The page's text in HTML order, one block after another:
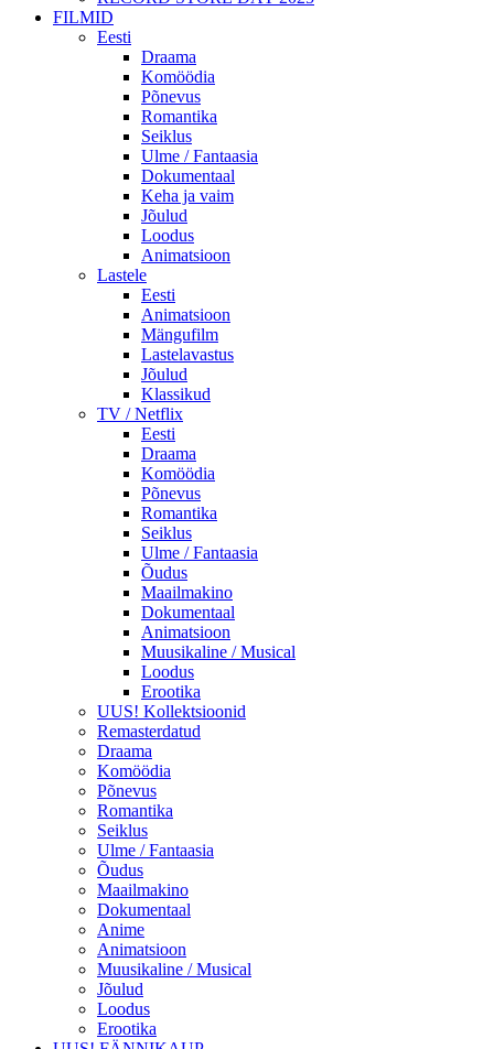
FILMID
Eesti
Draama
Komöödia
Põnevus
Romantika
Seiklus
Ulme / Fantaasia
Dokumentaal
Keha ja vaim
Jõulud
Loodus
Animatsioon
Lastele
Eesti
Animatsioon
Mängufilm
Lastelavastus
Jõulud
Klassikud
TV / Netflix
Eesti
Draama
Komöödia
Põnevus
Romantika
Seiklus
Ulme / Fantaasia
Õudus
Maailmakino
Dokumentaal
Animatsioon
Muusikaline / Musical
Loodus
Erootika
UUS! Kollektsioonid
Remasterdatud
Draama
Komöödia
Põnevus
Romantika
Seiklus
Ulme / Fantaasia
Õudus
Maailmakino
Dokumentaal
Anime
Animatsioon
Muusikaline / Musical
Jõulud
Loodus
Erootika